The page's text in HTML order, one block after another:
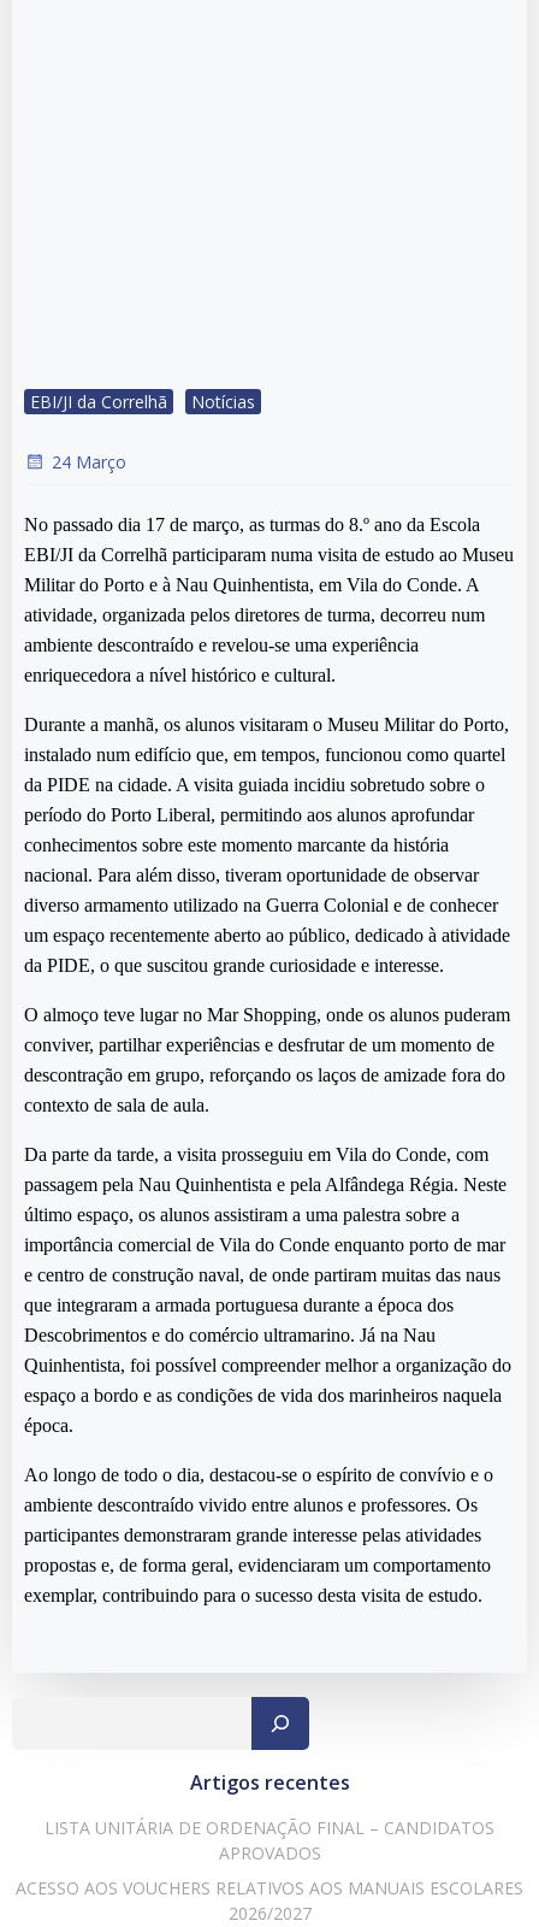
EBI/JI da Correlhã Notícias
24 Março
No passado dia 17 de março, as turmas do 8.º ano da Escola
EBI/JI da Correlhã participaram numa visita de estudo ao Museu
Militar do Porto e à Nau Quinhentista, em Vila do Conde. A
atividade, organizada pelos diretores de turma, decorreu num
ambiente descontraído e revelou-se uma experiência
enriquecedora a nível histórico e cultural.
Durante a manhã, os alunos visitaram o Museu Militar do Porto,
instalado num edifício que, em tempos, funcionou como quartel
da PIDE na cidade. A visita guiada incidiu sobretudo sobre o
período do Porto Liberal, permitindo aos alunos aprofundar
conhecimentos sobre este momento marcante da história
nacional. Para além disso, tiveram oportunidade de observar
diverso armamento utilizado na Guerra Colonial e de conhecer
um espaço recentemente aberto ao público, dedicado à atividade
da PIDE, o que suscitou grande curiosidade e interesse.
O almoço teve lugar no Mar Shopping, onde os alunos puderam
conviver, partilhar experiências e desfrutar de um momento de
descontração em grupo, reforçando os laços de amizade fora do
contexto de sala de aula.
Da parte da tarde, a visita prosseguiu em Vila do Conde, com
passagem pela Nau Quinhentista e pela Alfândega Régia. Neste
último espaço, os alunos assistiram a uma palestra sobre a
importância comercial de Vila do Conde enquanto porto de mar
e centro de construção naval, de onde partiram muitas das naus
que integraram a armada portuguesa durante a época dos
Descobrimentos e do comércio ultramarino. Já na Nau
Quinhentista, foi possível compreender melhor a organização do
espaço a bordo e as condições de vida dos marinheiros naquela
época.
Ao longo de todo o dia, destacou-se o espírito de convívio e o
ambiente descontraído vivido entre alunos e professores. Os
participantes demonstraram grande interesse pelas atividades
propostas e, de forma geral, evidenciaram um comportamento
exemplar, contribuindo para o sucesso desta visita de estudo.
Artigos recentes
LISTA UNITÁRIA DE ORDENAÇÃO FINAL – CANDIDATOS
APROVADOS
ACESSO AOS VOUCHERS RELATIVOS AOS MANUAIS ESCOLARES
2026/2027